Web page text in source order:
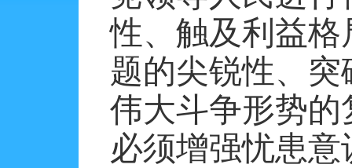
性、触及利益
题的尖锐性、
伟大斗争形势
必须增强忧患